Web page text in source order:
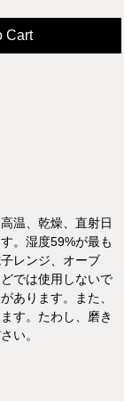
Cart
温、乾燥、直射日
。湿度59%が最も
レンジ、オーブ
では使用しないで
あります。また、
す。たわし、磨き
い。